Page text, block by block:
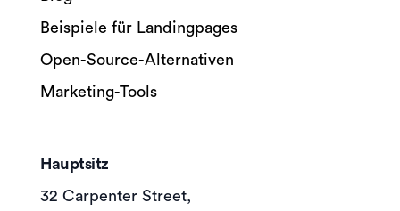
Beispiele für Landingpages
Open-Source-Alternativen
Marketing-Tools
Hauptsitz
32 Carpenter Street,